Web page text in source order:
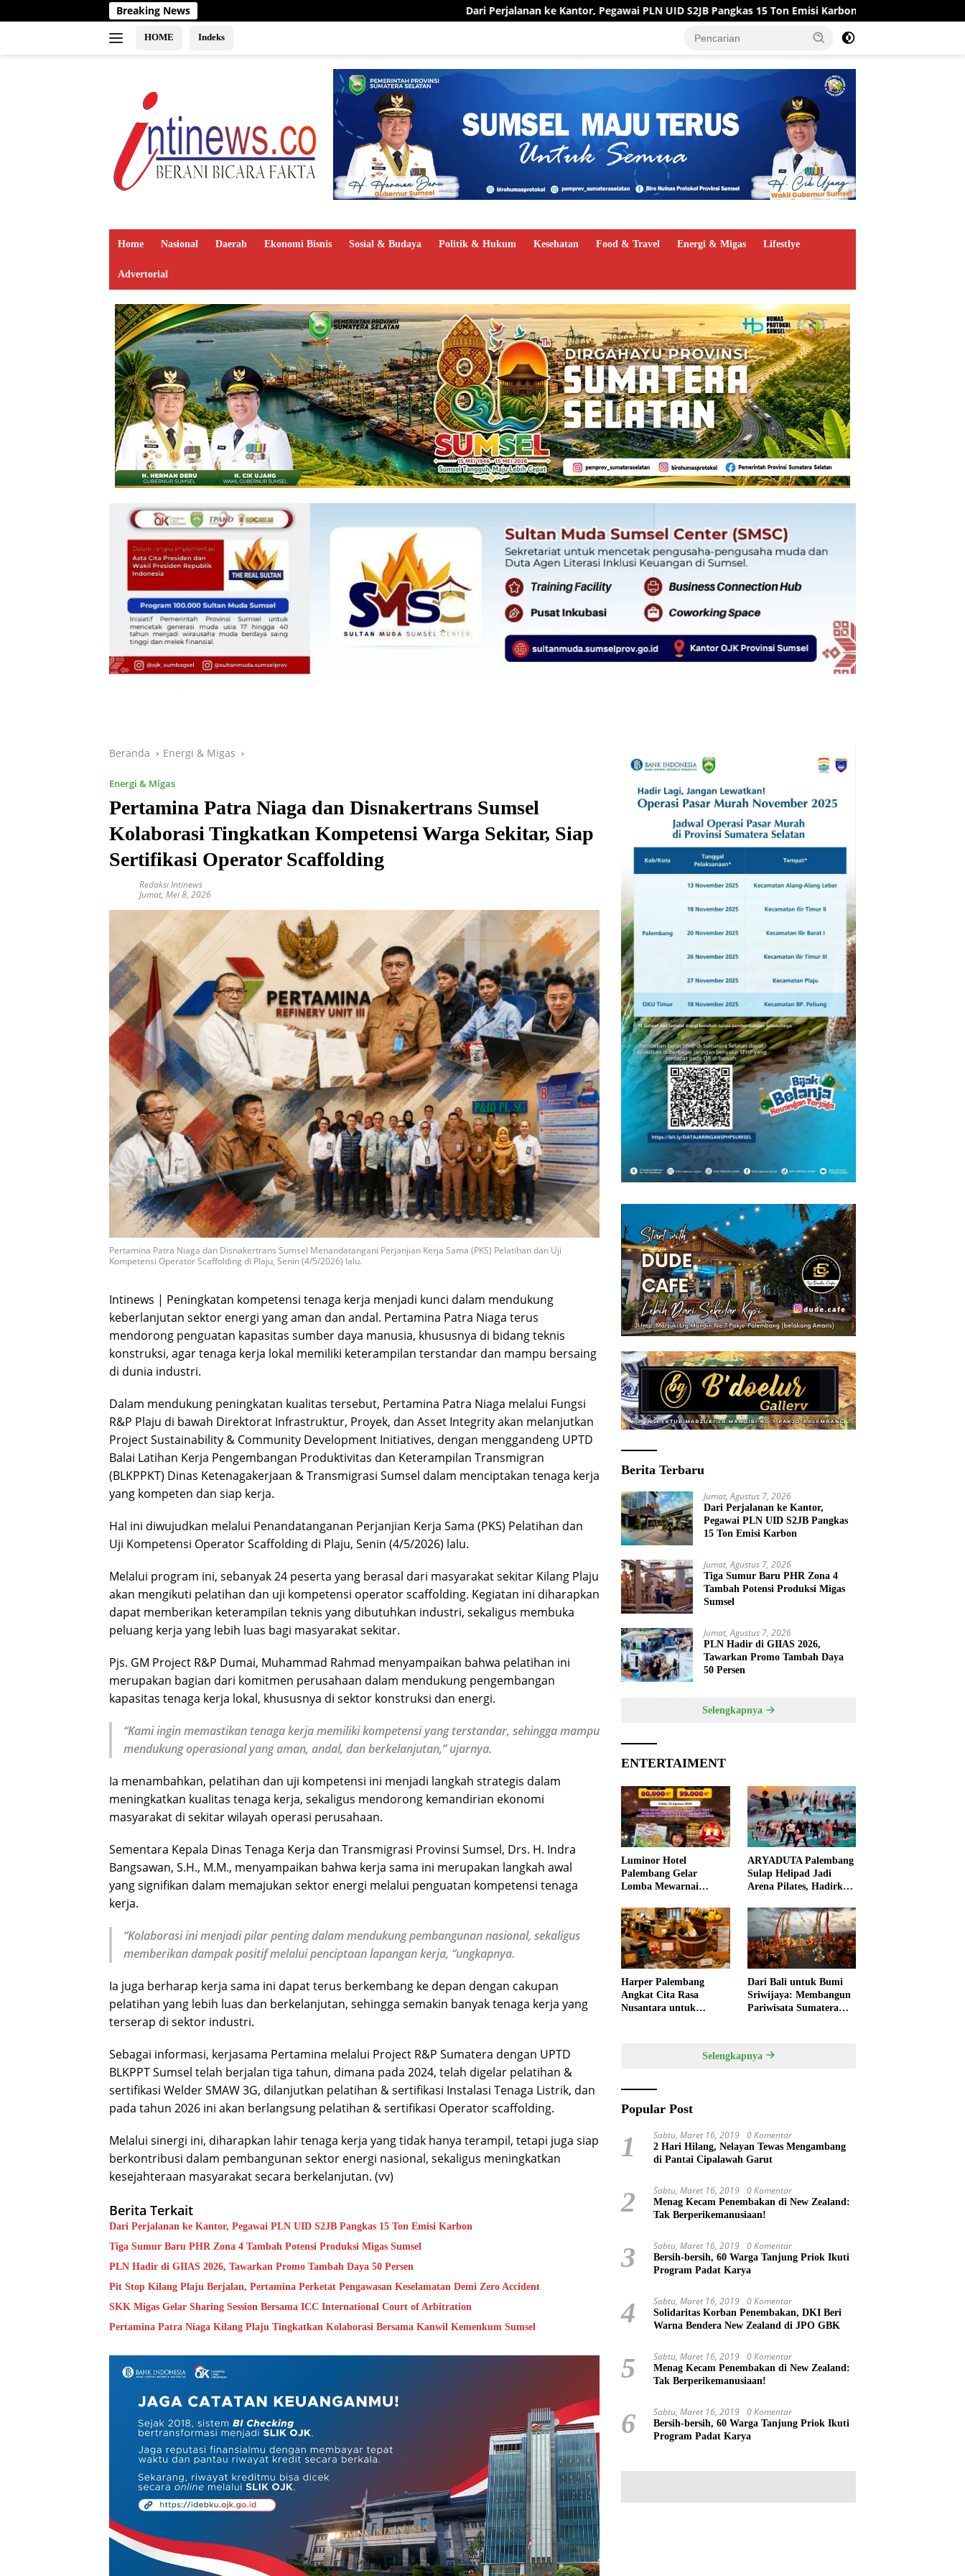
ke
Breaking News Dari Perjalanan ke Kantor, Pegawai PLN UID S2JB Pangkas 15 Ton Emisi Karbon Tiga Sumur Baru PHR Zona 4 Tambah
HOME Indeks
Home Nasional Daerah Ekonomi Bisnis Sosial & Budaya Politik & Hukum Kesehatan Food & Travel Energi & Migas Lifestlye
Advertorial
Beranda Energi & Migas
Energi & Migas
Pertamina Patra Niaga dan Disnakertrans Sumsel
Kolaborasi Tingkatkan Kompetensi Warga Sekitar, Siap
Sertifikasi Operator Scaffolding
Redaksi Intinews
Jumat, Mei 8, 2026
Pertamina Patra Niaga dan Disnakertrans Sumsel Menandatangani Perjanjian Kerja Sama (PKS) Pelatihan dan Uji
Kompetensi Operator Scaffolding di Plaju, Senin (4/5/2026) lalu.
Intinews | Peningkatan kompetensi tenaga kerja menjadi kunci dalam mendukung
keberlanjutan sektor energi yang aman dan andal. Pertamina Patra Niaga terus
mendorong penguatan kapasitas sumber daya manusia, khususnya di bidang teknis
konstruksi, agar tenaga kerja lokal memiliki keterampilan terstandar dan mampu bersaing
di dunia industri.
Dalam mendukung peningkatan kualitas tersebut, Pertamina Patra Niaga melalui Fungsi
R&P Plaju di bawah Direktorat Infrastruktur, Proyek, dan Asset Integrity akan melanjutkan
Project Sustainability & Community Development Initiatives, dengan menggandeng UPTD
Balai Latihan Kerja Pengembangan Produktivitas dan Keterampilan Transmigran
(BLKPPKT) Dinas Ketenagakerjaan & Transmigrasi Sumsel dalam menciptakan tenaga kerja
yang kompeten dan siap kerja.
Hal ini diwujudkan melalui Penandatanganan Perjanjian Kerja Sama (PKS) Pelatihan dan
Uji Kompetensi Operator Scaffolding di Plaju, Senin (4/5/2026) lalu.
Melalui program ini, sebanyak 24 peserta yang berasal dari masyarakat sekitar Kilang Plaju
akan mengikuti pelatihan dan uji kompetensi operator scaffolding. Kegiatan ini diharapkan
dapat memberikan keterampilan teknis yang dibutuhkan industri, sekaligus membuka
peluang kerja yang lebih luas bagi masyarakat sekitar.
Pjs. GM Project R&P Dumai, Muhammad Rahmad menyampaikan bahwa pelatihan ini
merupakan bagian dari komitmen perusahaan dalam mendukung pengembangan
kapasitas tenaga kerja lokal, khususnya di sektor konstruksi dan energi.
“Kami ingin memastikan tenaga kerja memiliki kompetensi yang terstandar, sehingga mampu
mendukung operasional yang aman, andal, dan berkelanjutan,” ujarnya.
Ia menambahkan, pelatihan dan uji kompetensi ini menjadi langkah strategis dalam
meningkatkan kualitas tenaga kerja, sekaligus mendorong kemandirian ekonomi
masyarakat di sekitar wilayah operasi perusahaan.
Sementara Kepala Dinas Tenaga Kerja dan Transmigrasi Provinsi Sumsel, Drs. H. Indra
Bangsawan, S.H., M.M., menyampaikan bahwa kerja sama ini merupakan langkah awal
yang signifikan dalam memajukan sektor energi melalui penguatan kompetensi tenaga
kerja.
“Kolaborasi ini menjadi pilar penting dalam mendukung pembangunan nasional, sekaligus
memberikan dampak positif melalui penciptaan lapangan kerja, “ungkapnya.
Ia juga berharap kerja sama ini dapat terus berkembang ke depan dengan cakupan
pelatihan yang lebih luas dan berkelanjutan, sehingga semakin banyak tenaga kerja yang
terserap di sektor industri.
Sebagai informasi, kerjasama Pertamina melalui Project R&P Sumatera dengan UPTD
BLKPPT Sumsel telah berjalan tiga tahun, dimana pada 2024, telah digelar pelatihan &
sertifikasi Welder SMAW 3G, dilanjutkan pelatihan & sertifikasi Instalasi Tenaga Listrik, dan
pada tahun 2026 ini akan berlangsung pelatihan & sertifikasi Operator scaffolding.
Melalui sinergi ini, diharapkan lahir tenaga kerja yang tidak hanya terampil, tetapi juga siap
berkontribusi dalam pembangunan sektor energi nasional, sekaligus meningkatkan
kesejahteraan masyarakat secara berkelanjutan. (vv)
Berita Terkait
Dari Perjalanan ke Kantor, Pegawai PLN UID S2JB Pangkas 15 Ton Emisi Karbon
Tiga Sumur Baru PHR Zona 4 Tambah Potensi Produksi Migas Sumsel
PLN Hadir di GIIAS 2026, Tawarkan Promo Tambah Daya 50 Persen
Pit Stop Kilang Plaju Berjalan, Pertamina Perketat Pengawasan Keselamatan Demi Zero Accident
SKK Migas Gelar Sharing Session Bersama ICC International Court of Arbitration
Pertamina Patra Niaga Kilang Plaju Tingkatkan Kolaborasi Bersama Kanwil Kemenkum Sumsel
Berita Terbaru
Jumat, Agustus 7, 2026
Dari Perjalanan ke Kantor,
Pegawai PLN UID S2JB Pangkas
15 Ton Emisi Karbon
Jumat, Agustus 7, 2026
Tiga Sumur Baru PHR Zona 4
Tambah Potensi Produksi Migas
Sumsel
Jumat, Agustus 7, 2026
PLN Hadir di GIIAS 2026,
Tawarkan Promo Tambah Daya
50 Persen
Selengkapnya
ENTERTAIMENT
Luminor Hotel
Palembang Gelar
Lomba Mewarnai
Ajak Anak Asah
Kreativitas
ARYADUTA Palembang
Sulap Helipad Jadi
Arena Pilates, Hadirkan
Pertama di Kota
Pempek
Harper Palembang
Angkat Cita Rasa
Nusantara untuk
Dari Bali untuk Bumi
Sriwijaya: Membangun
Pariwisata Sumatera
Selengkapnya
Popular Post
1 Sabtu, Maret 16, 2019 0 Komentar
2 Hari Hilang, Nelayan Tewas Mengambang
di Pantai Cipalawah Garut
2 Sabtu, Maret 16, 2019 0 Komentar
Menag Kecam Penembakan di New Zealand:
Tak Berperikemanusiaan!
3 Sabtu, Maret 16, 2019 0 Komentar
Bersih-bersih, 60 Warga Tanjung Priok Ikuti
Program Padat Karya
4 Sabtu, Maret 16, 2019 0 Komentar
Solidaritas Korban Penembakan, DKI Beri
Warna Bendera New Zealand di JPO GBK
5 Sabtu, Maret 16, 2019 0 Komentar
Menag Kecam Penembakan di New Zealand:
Tak Berperikemanusiaan!
6 Sabtu, Maret 16, 2019 0 Komentar
Bersih-bersih, 60 Warga Tanjung Priok Ikuti
Program Padat Karya